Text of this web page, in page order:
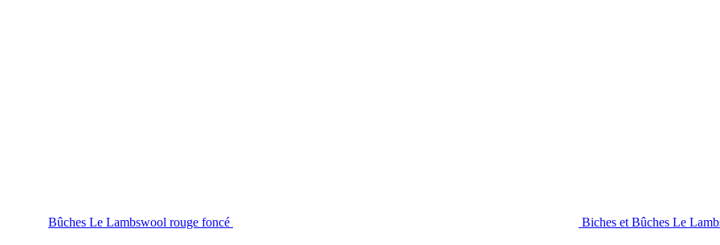
Bûches Le Lambswool rouge foncé Biches et Bûches Le